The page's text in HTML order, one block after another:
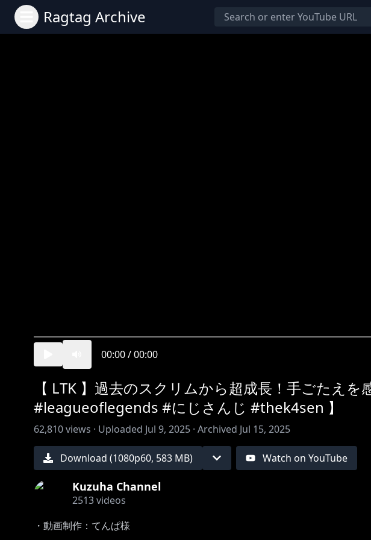
Ragtag Archive
00:00/00:00
【 LTK 】過去のスクリムから超成長！手ごたえ
#leagueoflegends #にじさんじ #thek4sen 】
62,810views · Uploaded Jul 9, 2025 · Archived Jul 15, 2025
Download (1080p60, 583 MB) Watch on YouTube
Kuzuha Channel
2513videos
・動画制作：てんぱ様